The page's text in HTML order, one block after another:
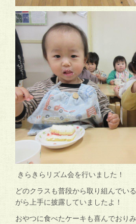
きらきらリズム会を行いました！
どのクラスも普段から取り組んでい
がら上手に披露していましたよ！
おやつに食べたケーキも喜んでおり